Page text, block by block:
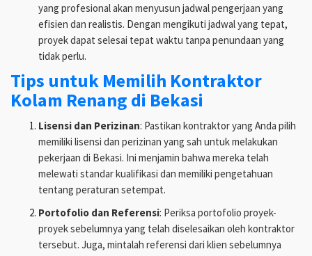
yang profesional akan menyusun jadwal pengerjaan yang
efisien dan realistis. Dengan mengikuti jadwal yang tepat,
proyek dapat selesai tepat waktu tanpa penundaan yang
tidak perlu.
Tips untuk Memilih Kontraktor
Kolam Renang di Bekasi
Lisensi dan Perizinan: Pastikan kontraktor yang Anda pilih
memiliki lisensi dan perizinan yang sah untuk melakukan
pekerjaan di Bekasi. Ini menjamin bahwa mereka telah
melewati standar kualifikasi dan memiliki pengetahuan
tentang peraturan setempat.
Portofolio dan Referensi: Periksa portofolio proyek-
proyek sebelumnya yang telah diselesaikan oleh kontraktor
tersebut. Juga, mintalah referensi dari klien sebelumnya